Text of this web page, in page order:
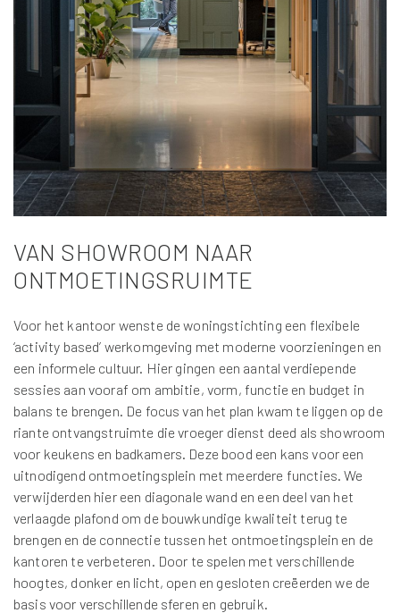
VAN SHOWROOM NAAR
ONTMOETINGSRUIMTE
Voor het kantoor wenste de woningstichting een flexibele
‘activity based’ werkomgeving met moderne voorzieningen en
een informele cultuur. Hier gingen een aantal verdiepende
sessies aan vooraf om ambitie, vorm, functie en budget in
balans te brengen. De focus van het plan kwam te liggen op de
riante ontvangstruimte die vroeger dienst deed als showroom
voor keukens en badkamers. Deze bood een kans voor een
uitnodigend ontmoetingsplein met meerdere functies. We
verwijderden hier een diagonale wand en een deel van het
verlaagde plafond om de bouwkundige kwaliteit terug te
brengen en de connectie tussen het ontmoetingsplein en de
kantoren te verbeteren. Door te spelen met verschillende
hoogtes, donker en licht, open en gesloten creëerden we de
basis voor verschillende sferen en gebruik.